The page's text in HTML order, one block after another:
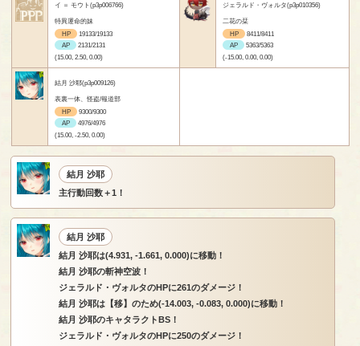
イ ＝ モウト(p3p006766)
特異運命的妹
HP
19133/19133
AP
2131/2131
(15.00, 2.50, 0.00)
ジェラルド・ヴォルタ(p3p010356)
二花の栞
HP
8411/8411
AP
5363/5363
(-15.00, 0.00, 0.00)
結月 沙耶(p3p009126)
表裏一体、怪盗/報道部
HP
9300/9300
AP
4976/4976
(15.00, -2.50, 0.00)
結月 沙耶
主行動回数＋1！
結月 沙耶
結月 沙耶は(4.931, -1.661, 0.000)に移動！
結月 沙耶の斬神空波！
ジェラルド・ヴォルタのHPに261のダメージ！
結月 沙耶は【移】のため(-14.003, -0.083, 0.000)に移動！
結月 沙耶のキャタラクトBS！
ジェラルド・ヴォルタのHPに250のダメージ！